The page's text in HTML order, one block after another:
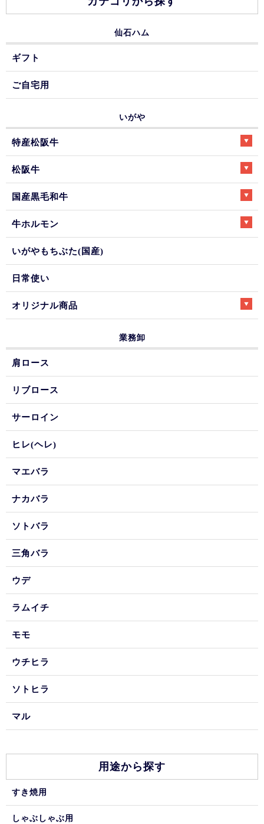
仙石ハム
ギフト
ご自宅用
いがや
特産松阪牛
松阪牛
国産黒毛和牛
牛ホルモン
いがやもちぶた(国産)
日常使い
オリジナル商品
業務卸
肩ロース
リブロース
サーロイン
ヒレ(ヘレ)
マエバラ
ナカバラ
ソトバラ
三角バラ
ウデ
ラムイチ
モモ
ウチヒラ
ソトヒラ
マル
用途から探す
すき焼用
しゃぶしゃぶ用